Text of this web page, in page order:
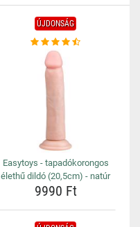
ÚJDONSÁG
Easytoys - tapadókorongos
élethű dildó (20,5cm) - natúr
9990 Ft